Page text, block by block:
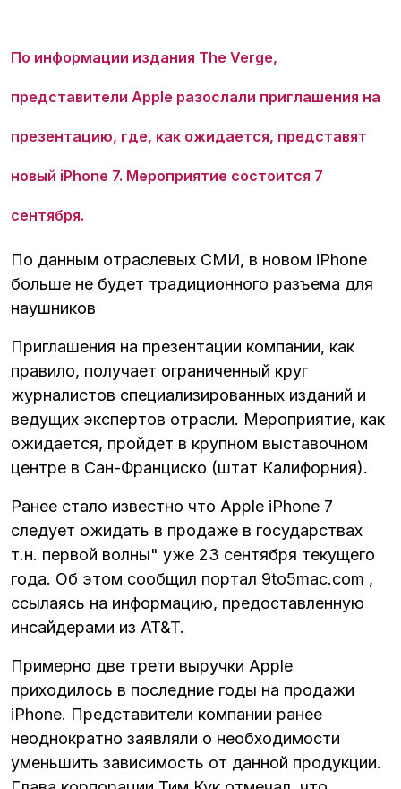
По информации издания The Verge,
представители Apple разослали приглашения на
презентацию, где, как ожидается, представят
новый iPhone 7. Мероприятие состоится 7
сентября.
По данным отраслевых СМИ, в новом iPhone
больше не будет традиционного разъема для
наушников
Приглашения на презентации компании, как
правило, получает ограниченный круг
журналистов специализированных изданий и
ведущих экспертов отрасли. Мероприятие, как
ожидается, пройдет в крупном выставочном
центре в Сан-Франциско (штат Калифорния).
Ранее стало известно что Apple iPhone 7
следует ожидать в продаже в государствах
т.н. первой волны" уже 23 сентября текущего
года. Об этом сообщил портал 9to5mac.com ,
ссылаясь на информацию, предоставленную
инсайдерами из AT&T.
Примерно две трети выручки Apple
приходилось в последние годы на продажи
iPhone. Представители компании ранее
неоднократно заявляли о необходимости
уменьшить зависимость от данной продукции.